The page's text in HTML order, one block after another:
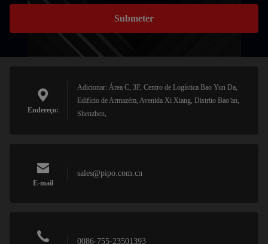
Submeter
Endereço:
Adicionar: Área C, 3F, Centro de Logística Bao Yun Da,
Edifício de Armazém, Avenida Xi Xiang, Distrito Bao ̊an,
Shenzhen,
E-mail
sales@pipo.com.cn
0086-755-23501393